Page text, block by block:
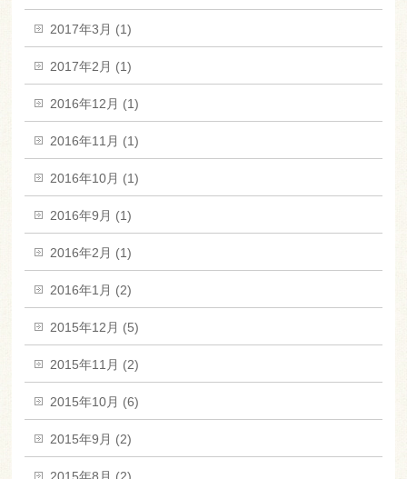
2017年3月 (1)
2017年2月 (1)
2016年12月 (1)
2016年11月 (1)
2016年10月 (1)
2016年9月 (1)
2016年2月 (1)
2016年1月 (2)
2015年12月 (5)
2015年11月 (2)
2015年10月 (6)
2015年9月 (2)
2015年8月 (2)